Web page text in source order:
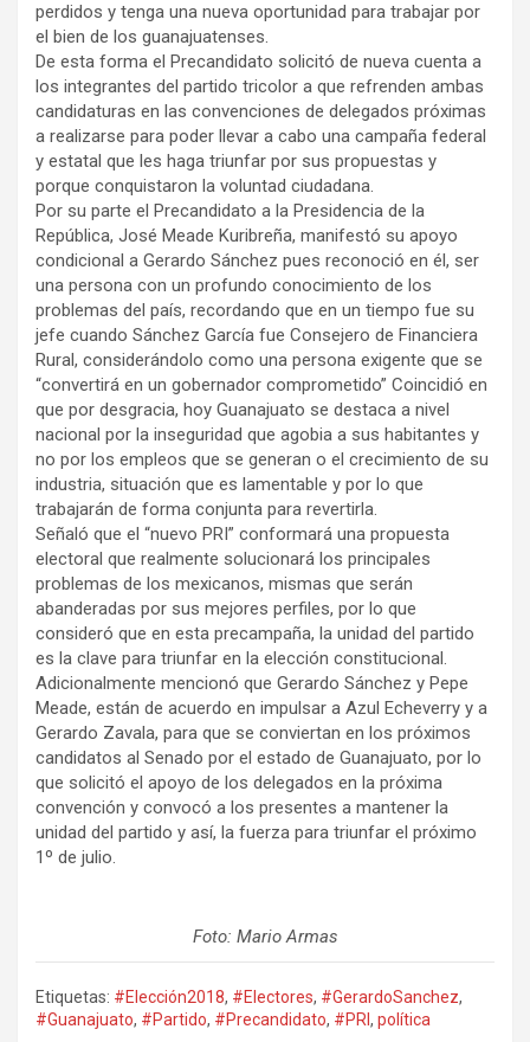
perdidos y tenga una nueva oportunidad para trabajar por
el bien de los guanajuatenses.
De esta forma el Precandidato solicitó de nueva cuenta a
los integrantes del partido tricolor a que refrenden ambas
candidaturas en las convenciones de delegados próximas
a realizarse para poder llevar a cabo una campaña federal
y estatal que les haga triunfar por sus propuestas y
porque conquistaron la voluntad ciudadana.
Por su parte el Precandidato a la Presidencia de la
República, José Meade Kuribreña, manifestó su apoyo
condicional a Gerardo Sánchez pues reconoció en él, ser
una persona con un profundo conocimiento de los
problemas del país, recordando que en un tiempo fue su
jefe cuando Sánchez García fue Consejero de Financiera
Rural, considerándolo como una persona exigente que se
“convertirá en un gobernador comprometido” Coincidió en
que por desgracia, hoy Guanajuato se destaca a nivel
nacional por la inseguridad que agobia a sus habitantes y
no por los empleos que se generan o el crecimiento de su
industria, situación que es lamentable y por lo que
trabajarán de forma conjunta para revertirla.
Señaló que el “nuevo PRI” conformará una propuesta
electoral que realmente solucionará los principales
problemas de los mexicanos, mismas que serán
abanderadas por sus mejores perfiles, por lo que
consideró que en esta precampaña, la unidad del partido
es la clave para triunfar en la elección constitucional.
Adicionalmente mencionó que Gerardo Sánchez y Pepe
Meade, están de acuerdo en impulsar a Azul Echeverry y a
Gerardo Zavala, para que se conviertan en los próximos
candidatos al Senado por el estado de Guanajuato, por lo
que solicitó el apoyo de los delegados en la próxima
convención y convocó a los presentes a mantener la
unidad del partido y así, la fuerza para triunfar el próximo
1º de julio.
Foto: Mario Armas
Etiquetas: #Elección2018, #Electores, #GerardoSanchez,
#Guanajuato, #Partido, #Precandidato, #PRI, política